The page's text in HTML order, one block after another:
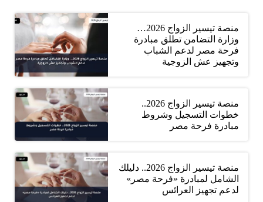
منصة تيسير الزواج 2026…
وزارة التضامن تطلق مبادرة
فرحة مصر لدعم الشباب
وتجهيز عش الزوجية
منصة تيسير الزواج 2026..
خطوات التسجيل وشروط
مبادرة فرحة مصر
منصة تيسير الزواج 2026.. دليلك
الشامل لمبادرة «فرحة مصر»
لدعم تجهيز العرائس